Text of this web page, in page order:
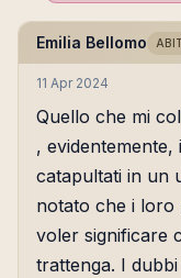
Emilia Bellomo
11 Apr 2024
Quello che mi
,
catapultati in un
notato che i loro
voler significare
trattenga. I